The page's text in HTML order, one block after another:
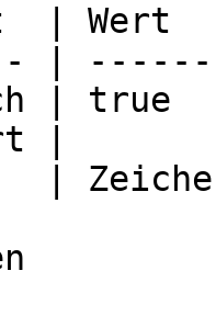
|
|
|
|
|